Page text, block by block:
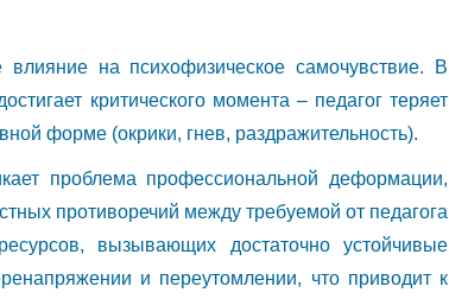
на психофизическое самочувствие. В
критического момента – педагог теряет
форме (окрики, гнев, раздражительность).
проблема профессиональной деформации,
противоречий между требуемой от педагога
вызывающих достаточно устойчивые
и переутомлении, что приводит к